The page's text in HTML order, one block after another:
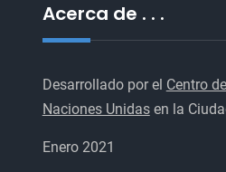
Acerca de . . .
Desarrollado por el Centro
Naciones Unidasen la
Enero 2021